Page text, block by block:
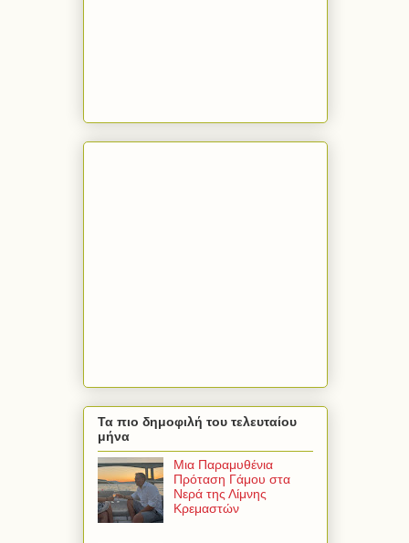
Τα πιο δημοφιλή του τελευταίου
μήνα
Μια Παραμυθένια
Πρόταση Γάμου στα
Νερά της Λίμνης
Κρεμαστών